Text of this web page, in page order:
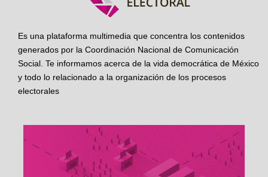
Es una plataforma multimedia que concentra los contenidos
generados por la Coordinación Nacional de Comunicación
Social. Te informamos acerca de la vida democrática de México
y todo lo relacionado a la organización de los procesos
electorales